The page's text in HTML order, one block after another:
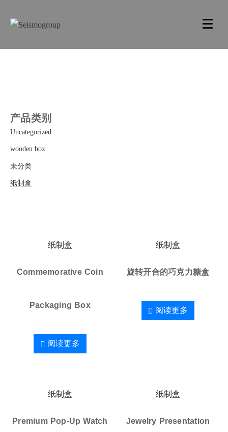
产品类别
Uncategorized
wooden box
未分类
纸制盒
纸制盒
Commemorative Coin
Packaging Box
阅读更多
纸制盒
旋转开合的巧克力糖盒
阅读更多
纸制盒
Premium Pop-Up Watch
纸制盒
Jewelry Presentation